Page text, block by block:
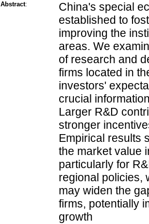
Abstract:
China's special
established to
improving the
areas. We
of research and
firms located in
investors'
crucial
Larger R&D
stronger
Empirical results
the market value
particularly for
regional policies,
may widen the
firms, potentially
growth